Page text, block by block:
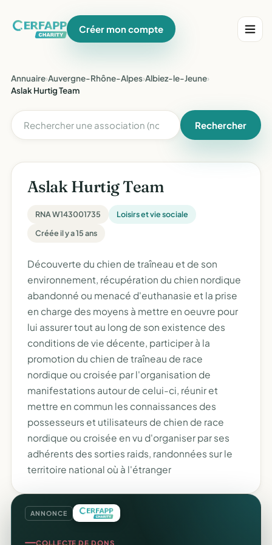
Créer mon compte
Annuaire›Auvergne-Rhône-Alpes›Albiez-le-Jeune›
Aslak Hurtig Team
Rechercher
Aslak Hurtig Team
RNA W143001735
Loisirs et vie sociale
Créée il y a 15 ans
Découverte du chien de traîneau et de son
environnement, récupération du chien nordique
abandonné ou menacé d'euthanasie et la prise
en charge des moyens à mettre en oeuvre pour
lui assurer tout au long de son existence des
conditions de vie décente, participer à la
promotion du chien de traîneau de race
nordique ou croisée par l'organisation de
manifestations autour de celui-ci, réunir et
mettre en commun les connaissances des
possesseurs et utilisateurs de chien de race
nordique ou croisée en vu d'organiser par ses
adhérents des sorties raids, randonnées sur le
territoire national où à l'étranger
ANNONCE
COLLECTE DE DONS